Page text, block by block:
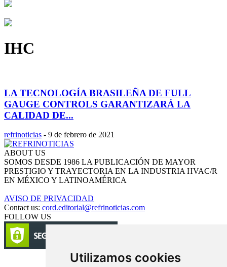
Utilizamos cookies
IHC
LA TECNOLOGÍA BRASILEÑA DE FULL
GAUGE CONTROLS GARANTIZARÁ LA
CALIDAD DE...
refrinoticias - 9 de febrero de 2021
ABOUT US
SOMOS DESDE 1986 LA PUBLICACIÓN DE MAYOR
PRESTIGIO Y TRAYECTORIA EN LA INDUSTRIA HVAC/R
EN MÉXICO Y LATINOAMÉRICA
AVISO DE PRIVACIDAD
Contact us: cord.editorial@refrinoticias.com
FOLLOW US
Circulación certificada